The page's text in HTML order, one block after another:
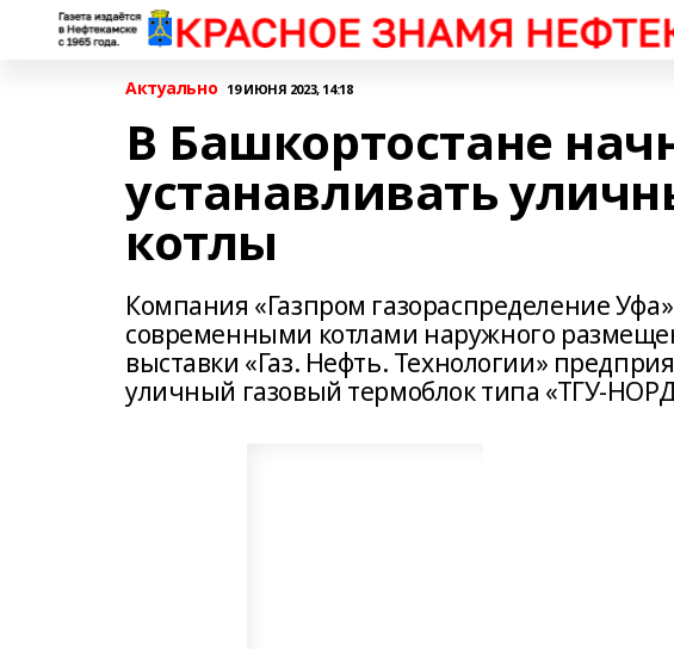
Актуально 19 ИЮНЯ 2023, 14:18
В Башкортостане
устанавливать
котлы
Компания «Газпром газораспределение
современными котлами наружного
выставки «Газ. Нефть. Технологии»
уличный газовый термоблок типа «ТГУ-